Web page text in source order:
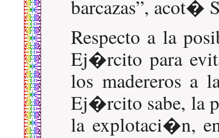
barcazas , acot�
Respecto a la
Ej�rcito para
los madereros a
Ej�rcito sabe, la
la explotaci�n,